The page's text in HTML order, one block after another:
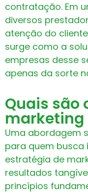
contratação. Em
diversos
atenção do
surge como a
empresas desse
apenas da sorte
Quais são
marketing
Uma abordagem
para quem busca
estratégia de
resultados
princípios